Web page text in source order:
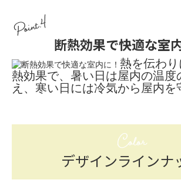
Point.4
断熱効果で快適な室
熱を伝わ
熱効果で、暑い日は屋内の温度
え、寒い日には冷気から屋内を
Color
デザインラインナ